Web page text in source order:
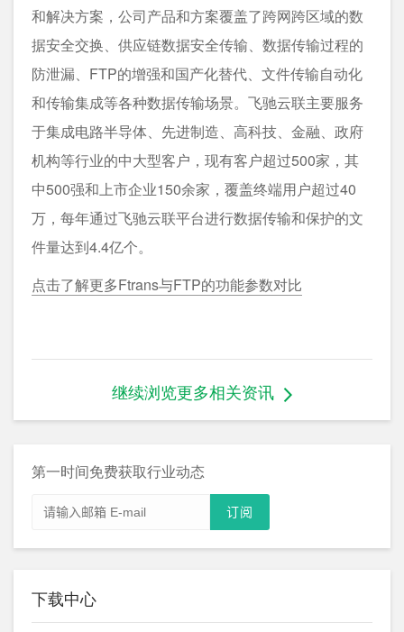
和解决方案，公司产品和方案覆盖了跨网跨区域的数
据安全交换、供应链数据安全传输、数据传输过程的
防泄漏、FTP的增强和国产化替代、文件传输自动化
和传输集成等各种数据传输场景。飞驰云联主要服务
于集成电路半导体、先进制造、高科技、金融、政府
机构等行业的中大型客户，现有客户超过500家，其
中500强和上市企业150余家，覆盖终端用户超过40
万，每年通过飞驰云联平台进行数据传输和保护的文
件量达到4.4亿个。
点击了解更多Ftrans与FTP的功能参数对比
继续浏览更多相关资讯
第一时间免费获取行业动态
下载中心